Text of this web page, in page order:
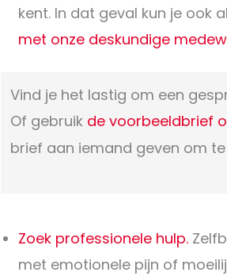
kent. In dat geval kun je ook
met onze deskundige
Vind je het lastig om een
Of gebruik de voorbeeldbrief
brief aan iemand geven om
Zoek professionele hulp.
met emotionele pijn of